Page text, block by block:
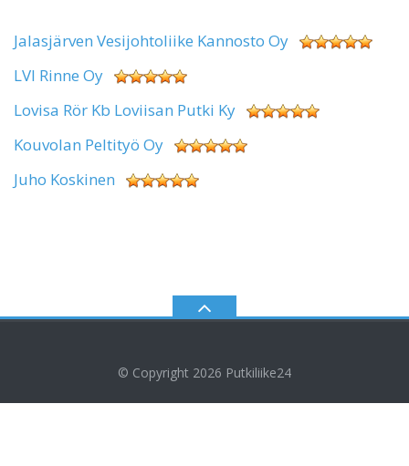
Jalasjärven Vesijohtoliike Kannosto Oy
LVI Rinne Oy
Lovisa Rör Kb Loviisan Putki Ky
Kouvolan Peltityö Oy
Juho Koskinen
© Copyright 2026 Putkiliike24